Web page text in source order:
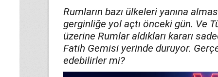
Rumların bazı ülkeleri yanına
gerginliğe yol açtı önceki gün. Ve
üzerine Rumlar aldıkları kararı
Fatih Gemisi yerinde duruyor.
edebilirler mi?